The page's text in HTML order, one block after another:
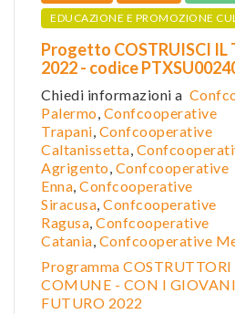
EDUCAZIONE E PROMOZIONE
Progetto COSTRUISCI IL
2022 - codice
Chiedi informazioni a
Palermo, Confcooperative
Trapani, Confcooperative
Caltanissetta, Confcooper
Agrigento, Confcooperative
Enna, Confcooperative
Siracusa, Confcooperative
Ragusa, Confcooperative
Catania, Confcooperative
Programma COSTRUTTORI
COMUNE - CON I GIOVANI
FUTURO 2022